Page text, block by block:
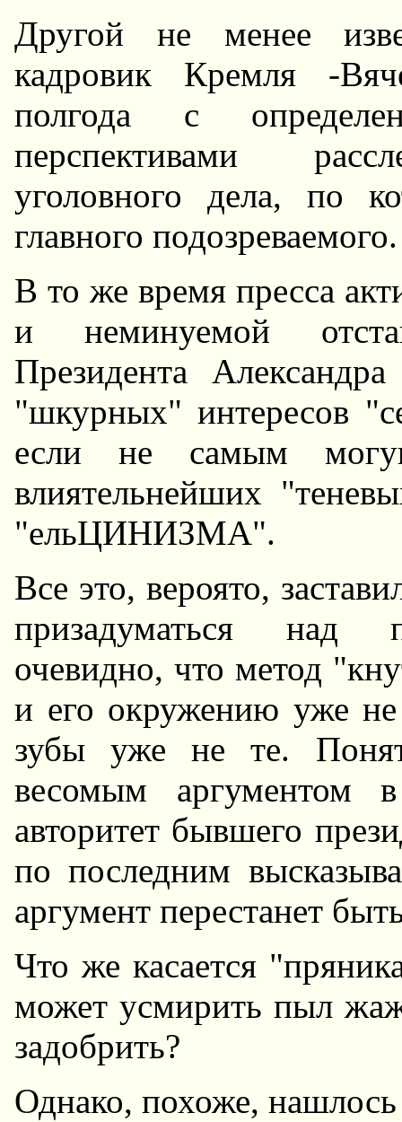
Другой не менее
кадровик Кремля -
полгода с
перспективами
уголовного дела, по
главного подозреваемого.
В то же время пресса
и неминуемой
Президента
"шкурных" интересов
если не самым
влиятельнейших
"ельЦИHИЗМА".
Все это, вероято,
призадуматься над
очевидно, что метод
и его окружению уже
зубы уже не те.
весомым аргументом
авторитет бывшего
по последним
аргумент перестанет
Что же касается
может усмирить пыл
задобрить?
Однако, похоже,